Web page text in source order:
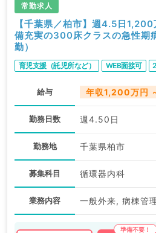
常勤求人
【千葉県／柏市】週4.5日
備充実の300床クラスの急性期
勤）
育児支援（託児所など） WEB面接可
給与 年収1,200万円
勤務日数 週4.50日
勤務地 千葉県柏市
募集科目 循環器内科
業務内容 一般外来, 病棟管